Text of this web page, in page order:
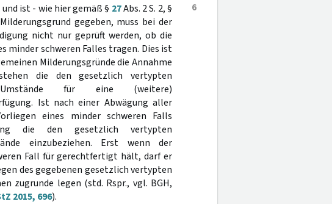
6
ist - wie hier gemäß § 27Abs. 2 S. 2, §
gegeben, muss bei der
nicht nur geprüft werden, ob die
minder schweren Falles tragen. Dies ist
Milderungsgründe die Annahme
die den gesetzlich vertypten
Umstände für eine (weitere)
Ist nach einer Abwägung aller
eines minder schweren Falls
die den gesetzlich vertypten
einzubeziehen. Erst wenn der
Fall für gerechtfertigt hält, darf er
des gegebenen gesetzlich vertypten
zugrunde legen (std. Rspr., vgl. BGH,
2015, 696).